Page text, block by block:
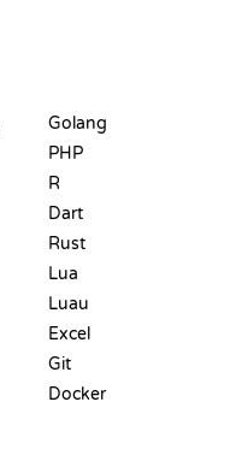
Golang
PHP
R
Dart
Rust
Lua
Luau
Excel
Git
Docker